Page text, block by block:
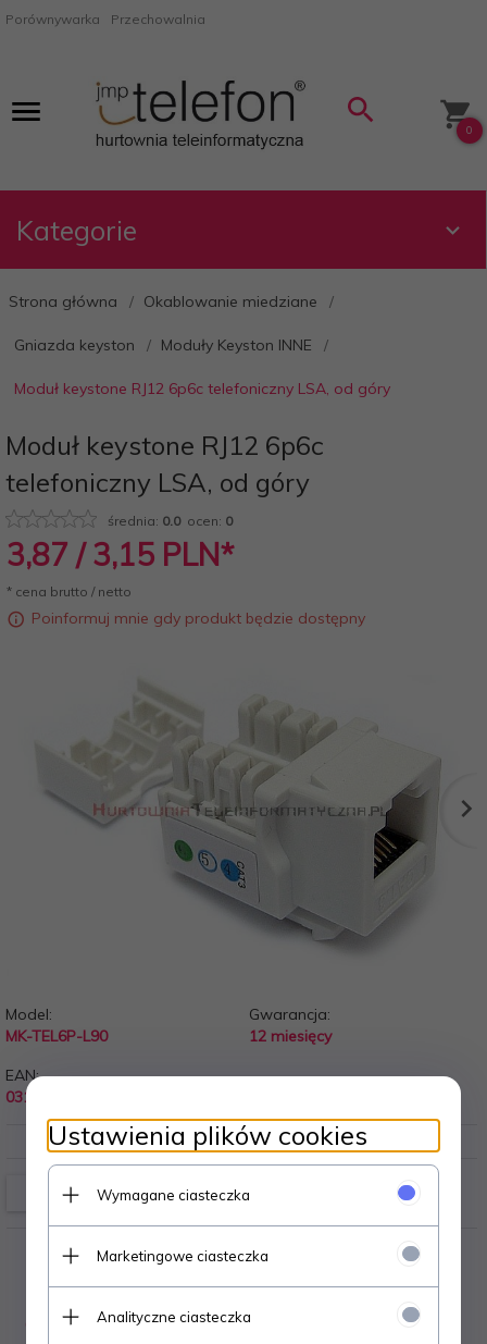
Porównywarka Przechowalnia
0
Kategorie
Strona główna Okablowanie miedziane
Gniazda keyston Moduły Keyston INNE
Moduł keystone RJ12 6p6c telefoniczny LSA, od góry
Moduł keystone RJ12 6p6c
telefoniczny LSA, od góry
średnia: 0.0ocen: 0
3,87 / 3,15 PLN*
* cena brutto / netto
Poinformuj mnie gdy produkt będzie dostępny
Model:
MK-TEL6P-L90
Gwarancja:
12 miesięcy
EAN:
0311220
OPIS PRODUKTU
Ustawienia plików cookies
Wymagane ciasteczka
Marketingowe ciasteczka
Analityczne ciasteczka